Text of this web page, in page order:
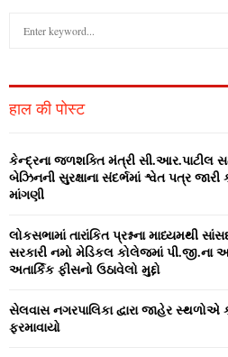
h
o
r
:
हाल की पोस्ट
કેન્‍દ્રના જળશક્‍તિ મંત્રી સી.આર.પાટીલ
બેઝિનની સુરક્ષાના સંદર્ભમાં શ્વેત પત્ર
માંગણી
લોકસભામાં તારાંકિત પ્રશ્નના માધ્‍યમથી
સરકારી નમો મેડિકલ કોલેજમાં
અતાર્કિક ફીસનો ઉઠાવેલો મુદ્દો
સેલવાસ નગરપાલિકા દ્વારા જાહેર
ફરમાવાયો